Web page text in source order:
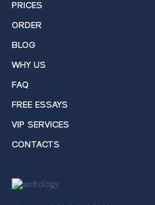
PRICES
ORDER
BLOG
WHY US
FAQ
FREE ESSAYS
VIP SERVICES
CONTACTS